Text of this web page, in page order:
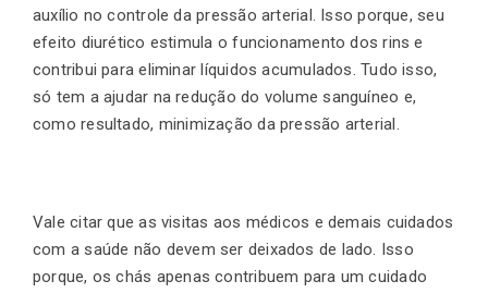
auxílio no controle da pressão arterial. Isso porque, seu
efeito diurético estimula o funcionamento dos rins e
contribui para eliminar líquidos acumulados. Tudo isso,
só tem a ajudar na redução do volume sanguíneo e,
como resultado, minimização da pressão arterial.
Vale citar que as visitas aos médicos e demais cuidados
com a saúde não devem ser deixados de lado. Isso
porque, os chás apenas contribuem para um cuidado